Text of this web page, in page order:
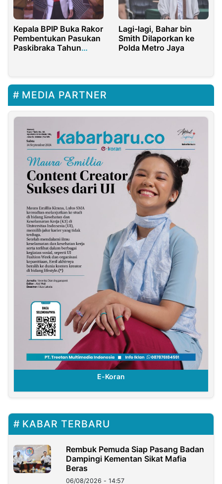
Kepala BPIP Buka Rakor
Pembentukan Pasukan
Paskibraka Tahun
Lagi-lagi, Bahar bin
Smith Dilaporkan ke
Polda Metro Jaya
MEDIA PARTNER
E-Koran
KABAR TERBARU
Rembuk Pemuda Siap Pasang Badan
Dampingi Kementan Sikat Mafia
Beras
06/08/2026 - 14:57